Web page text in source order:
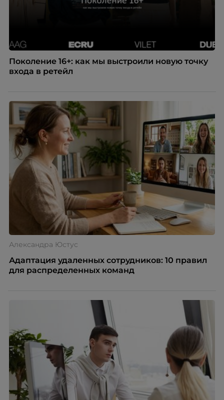
Поколение 16+: как мы выстроили новую точку
входа в ретейл
Александра Юстус
Адаптация удаленных сотрудников: 10 правил
для распределенных команд